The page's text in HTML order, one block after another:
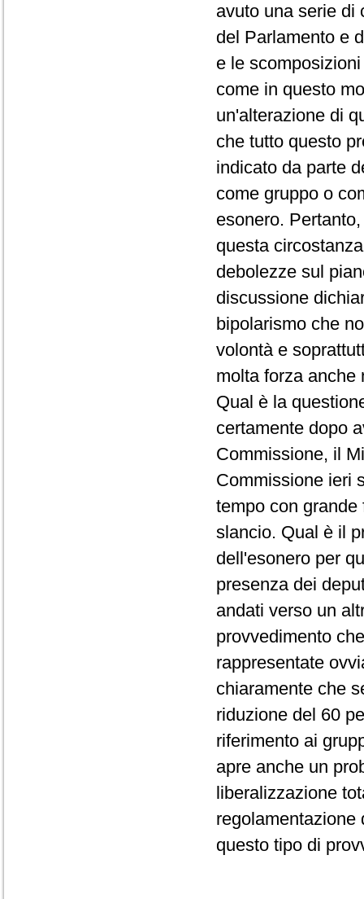
avuto una serie di
del Parlamento e
e le
come in questo
un'alterazione di
che tutto questo
indicato da parte
come gruppo o
esonero.
questa
debolezze sul
discussione
bipolarismo che
volontà e
molta forza anche
Qual è la
certamente dopo
Commissione, il
Commissione ieri
tempo con
slancio. Qual è il
dell'esonero per
presenza dei
andati verso un
provvedimento
rappresentate
chiaramente che
riduzione del 60
riferimento ai
apre anche un
liberalizzazione
regolamentazione
questo tipo di